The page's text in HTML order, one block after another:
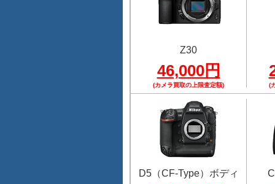
Z30
46,000円
(カメラ買取の上限査定額) (
D5（CF-Type）ボディ